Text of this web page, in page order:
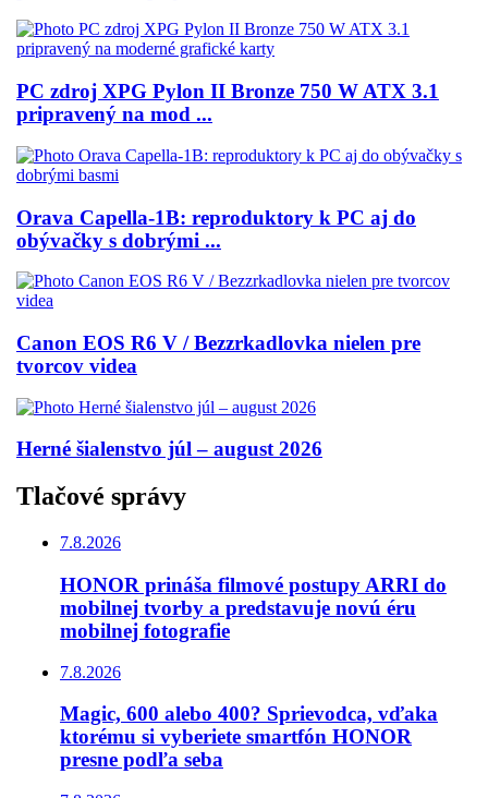
PC zdroj XPG Pylon II Bronze 750 W ATX 3.1
pripravený na mod ...
Orava Capella-1B: reproduktory k PC aj do
obývačky s dobrými ...
Canon EOS R6 V / Bezzrkadlovka nielen pre
tvorcov videa
Herné šialenstvo júl – august 2026
Tlačové správy
7.8.2026
HONOR prináša filmové postupy ARRI do
mobilnej tvorby a predstavuje novú éru
mobilnej fotografie
7.8.2026
Magic, 600 alebo 400? Sprievodca, vďaka
ktorému si vyberiete smartfón HONOR
presne podľa seba